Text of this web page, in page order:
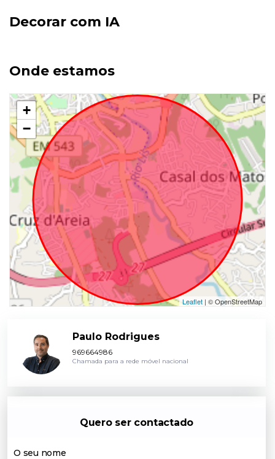
Decorar com IA
Onde estamos
+
−
Leaflet | © OpenStreetMap
Paulo Rodrigues
969664986
Chamada para a rede móvel nacional
Quero ser contactado
O seu nome